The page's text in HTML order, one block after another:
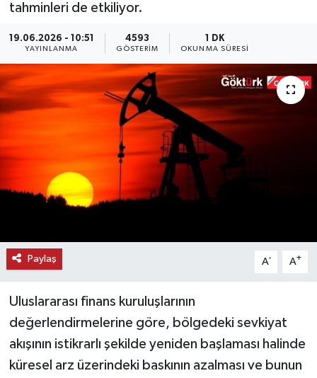
tahminleri de etkiliyor.
19.06.2026 - 10:51
YAYINLANMA
4593
GÖSTERIM
1 DK
OKUNMA SÜRESI
Paylaş A- A+
Uluslararası finans kuruluşlarının
değerlendirmelerine göre, bölgedeki sevkiyat
akışının istikrarlı şekilde yeniden başlaması halinde
küresel arz üzerindeki baskının azalması ve bunun
KÜLTÜR - SANAT
MAGAZİN
ÖZEL HABER
TEKNOLOJİ
YAŞAM